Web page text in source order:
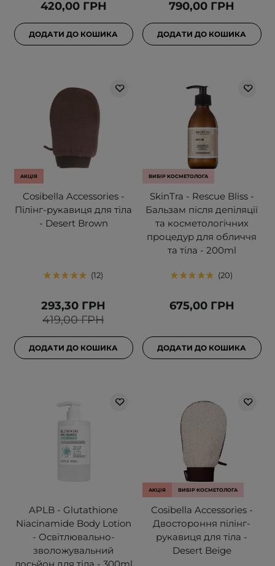
420,00 ГРН
ДОДАТИ ДО КОШИКА
790,00 ГРН
ДОДАТИ ДО КОШИКА
АКЦІЯ
Cosibella Accessories -
Пілінг-рукавиця для тіла
- Desert Brown
12
419,00 ГРН
293,30 ГРН
ДОДАТИ ДО КОШИКА
ВИБІР КОСМЕТОЛОГА
SkinTra - Rescue Bliss -
Бальзам після депіляції
та косметологічних
процедур для обличчя
та тіла - 200ml
20
675,00 ГРН
ДОДАТИ ДО КОШИКА
APLB - Glutathione
Niacinamide Body Lotion
- Освітлювально-
зволожувальний
АКЦІЯ ВИБІР КОСМЕТОЛОГА
Cosibella Accessories -
Двостороння пілінг-
рукавиця для тіла -
Desert Beige